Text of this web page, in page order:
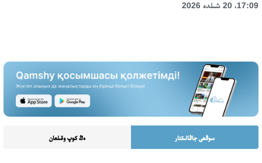
17:09، 20 شىلدە 2026
سوڭعى جاڭالىقتار ەڭ كوپ وقىلعان